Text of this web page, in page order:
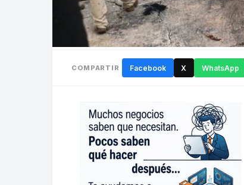
COMPARTIR Facebook X WhatsApp